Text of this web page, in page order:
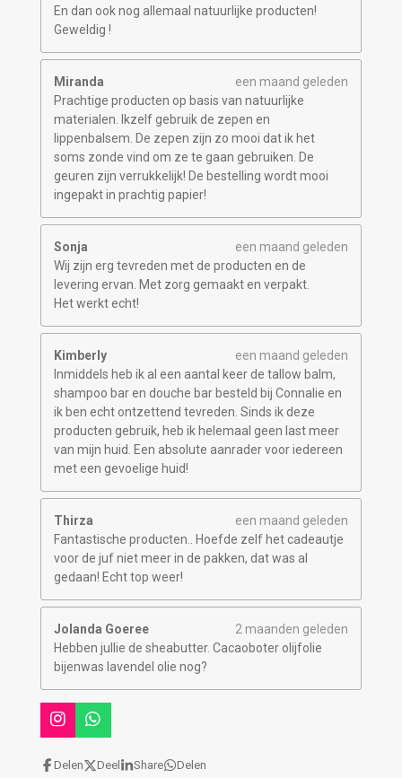
En dan ook nog allemaal natuurlijke producten!
Geweldig !
Miranda
een maand geleden
Prachtige producten op basis van natuurlijke
materialen. Ikzelf gebruik de zepen en
lippenbalsem. De zepen zijn zo mooi dat ik het
soms zonde vind om ze te gaan gebruiken. De
geuren zijn verrukkelijk! De bestelling wordt mooi
ingepakt in prachtig papier!
Sonja
een maand geleden
Wij zijn erg tevreden met de producten en de
levering ervan. Met zorg gemaakt en verpakt.
Het werkt echt!
Kimberly
een maand geleden
Inmiddels heb ik al een aantal keer de tallow balm,
shampoo bar en douche bar besteld bij Connalie en
ik ben echt ontzettend tevreden. Sinds ik deze
producten gebruik, heb ik helemaal geen last meer
van mijn huid. Een absolute aanrader voor iedereen
met een gevoelige huid!
Thirza
een maand geleden
Fantastische producten.. Hoefde zelf het cadeautje
voor de juf niet meer in de pakken, dat was al
gedaan! Echt top weer!
Jolanda Goeree
2 maanden geleden
Hebben jullie de sheabutter. Cacaoboter olijfolie
bijenwas lavendel olie nog?
I
n
s
W
h
a
Delen Deel Share Delen